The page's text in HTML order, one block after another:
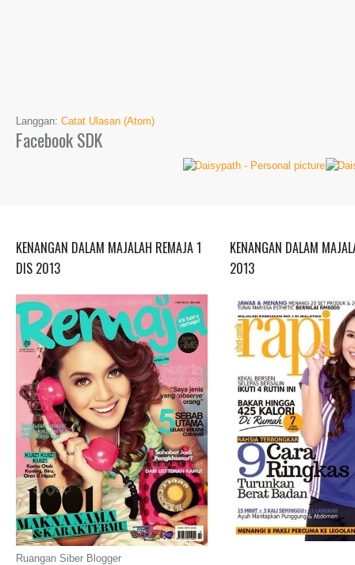
Langgan: Catat Ulasan (Atom)
Facebook SDK
KENANGAN DALAM MAJALAH REMAJA 1
DIS 2013
Ruangan Siber Blogger
KENANGAN DALAM
2013